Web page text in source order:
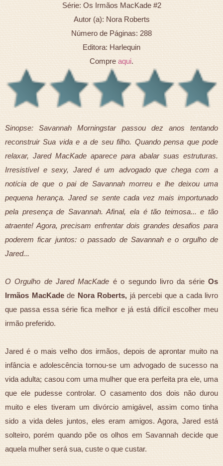
Série: Os Irmãos MacKade #2
Autor (a): Nora Roberts
Número de Páginas: 288
Editora: Harlequin
Compre aqui.
Sinopse: Savannah Morningstar passou dez anos tentando
reconstruir Sua vida e a de seu filho. Quando pensa que pode
relaxar, Jared MacKade aparece para abalar suas estruturas.
Irresistível e sexy, Jared é um advogado que chega com a
notícia de que o pai de Savannah morreu e lhe deixou uma
pequena herança. Jared se sente cada vez mais importunado
pela presença de Savannah. Afinal, ela é tão teimosa... e tão
atraente! Agora, precisam enfrentar dois grandes desafios para
poderem ficar juntos: o passado de Savannah e o orgulho de
Jared...
O Orgulho de Jared MacKade é o segundo livro da sérieOs
Irmãos MacKadedeNora Roberts, já percebi que a cada livro
que passa essa série fica melhor e já está difícil escolher meu
irmão preferido.
Jared é o mais velho dos irmãos, depois de aprontar muito na
infância e adolescência tornou-se um advogado de sucesso na
vida adulta; casou com uma mulher que era perfeita pra ele, uma
que ele pudesse controlar. O casamento dos dois não durou
muito e eles tiveram um divórcio amigável, assim como tinha
sido a vida deles juntos, eles eram amigos. Agora, Jared está
solteiro, porém quando põe os olhos em Savannah decide que
aquela mulher será sua, custe o que custar.